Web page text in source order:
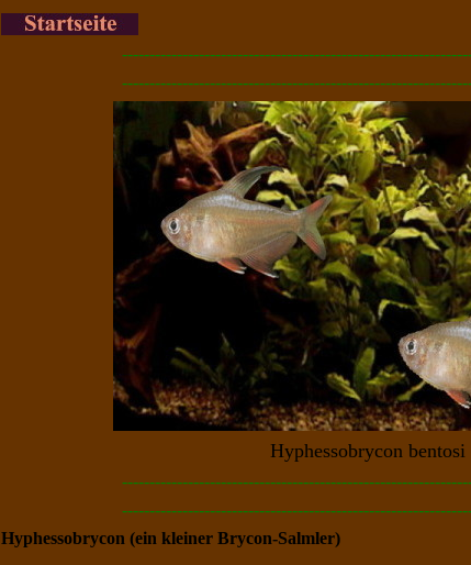
Hyphessobrycon
Hyphessobrycon (ein kleiner Brycon-Salmler)